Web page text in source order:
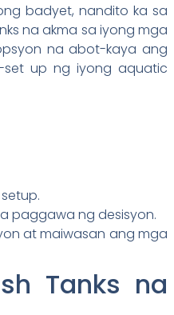
badyet, nandito ka sa
na akma sa iyong mga
na abot-kaya ang
set up ng iyong aquatic
paggawa ng desisyon.
at maiwasan ang mga
Tanks na